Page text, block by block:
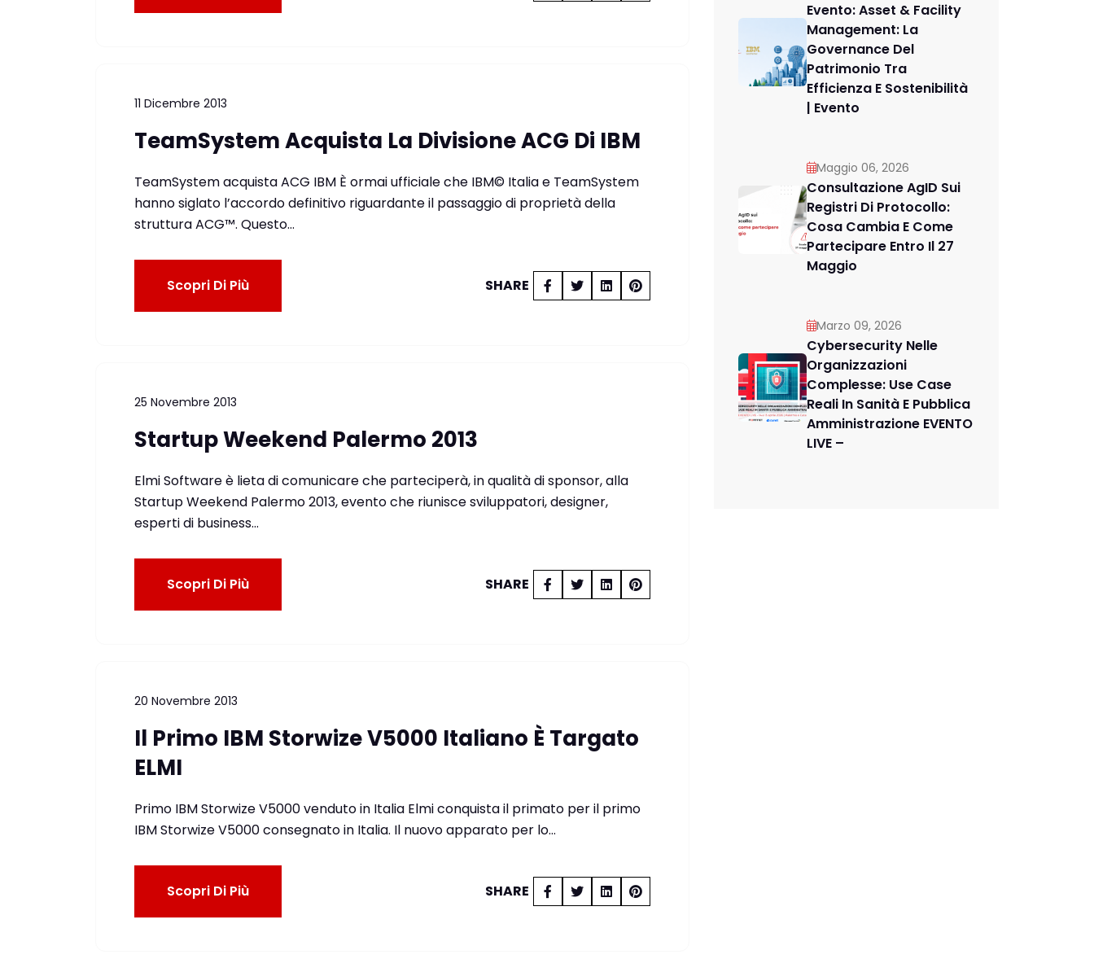
11 Dicembre 2013
TeamSystem Acquista La Divisione ACG Di IBM
TeamSystem acquista ACG IBM È ormai ufficiale che IBM© Italia e TeamSystem
hanno siglato l’accordo definitivo riguardante il passaggio di proprietà della
struttura ACG™. Questo…
Scopri Di Più SHARE
25 Novembre 2013
Startup Weekend Palermo 2013
Elmi Software è lieta di comunicare che parteciperà, in qualità di sponsor, alla
Startup Weekend Palermo 2013, evento che riunisce sviluppatori, designer,
esperti di business…
Scopri Di Più SHARE
20 Novembre 2013
Il Primo IBM Storwize V5000 Italiano È Targato
ELMI
Primo IBM Storwize V5000 venduto in Italia Elmi conquista il primato per il primo
IBM Storwize V5000 consegnato in Italia. Il nuovo apparato per lo…
Scopri Di Più SHARE
Evento: Asset & Facility
Management: La
Governance Del
Patrimonio Tra
Efficienza E Sostenibilità
| Evento
Maggio 06, 2026
Consultazione AgID Sui
Registri Di Protocollo:
Cosa Cambia E Come
Partecipare Entro Il 27
Maggio
Marzo 09, 2026
Cybersecurity Nelle
Organizzazioni
Complesse: Use Case
Reali In Sanità E Pubblica
Amministrazione EVENTO
LIVE –